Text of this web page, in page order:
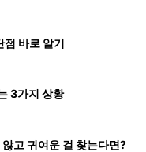
점 바로 알기
3가지 상황
고 귀여운 걸 찾는다면?